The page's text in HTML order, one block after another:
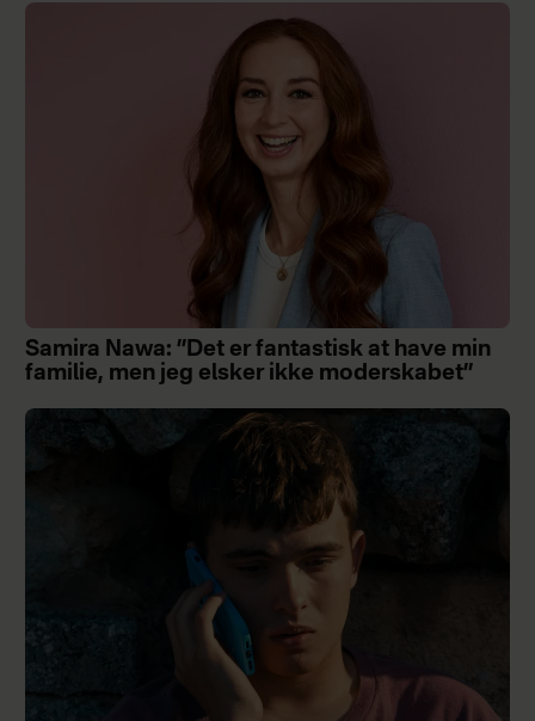
Samira Nawa: ”Det er fantastisk at have min
familie, men jeg elsker ikke moderskabet”